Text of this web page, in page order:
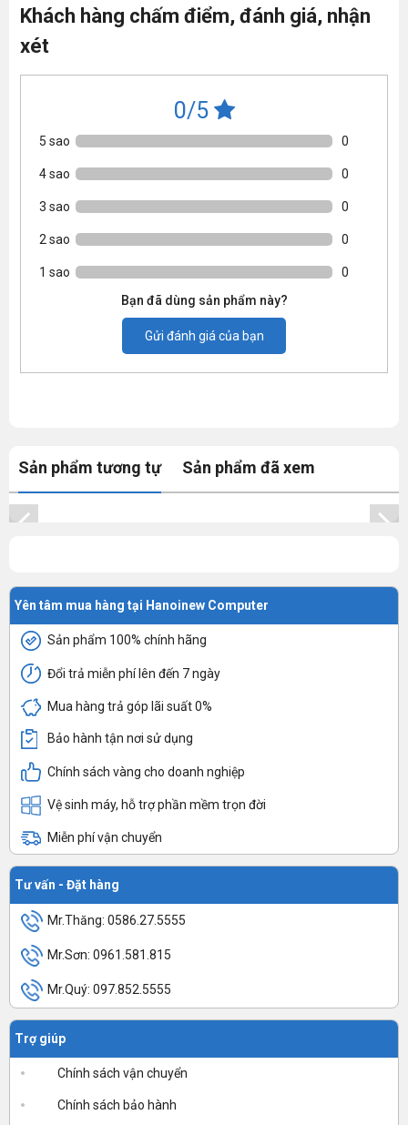
Khách hàng chấm điểm, đánh giá, nhận
xét
0/5
5 sao 0
4 sao 0
3 sao 0
2 sao 0
1 sao
0
Bạn đã dùng sản phẩm này?
Gửi đánh giá của bạn
Sản phẩm tương tự Sản phẩm đã xem
Yên tâm mua hàng tại Hanoinew Computer
Sản phẩm 100% chính hãng
Đổi trả miễn phí lên đến 7 ngày
Mua hàng trả góp lãi suất 0%
Bảo hành tận nơi sử dụng
Chính sách vàng cho doanh nghiệp
Vệ sinh máy, hỗ trợ phần mềm trọn đời
Miễn phí vận chuyển
Tư vấn - Đặt hàng
Mr.Thăng: 0586.27.5555
Mr.Sơn: 0961.581.815
Mr.Quý: 097.852.5555
Trợ giúp
Chính sách vận chuyển
Chính sách bảo hành